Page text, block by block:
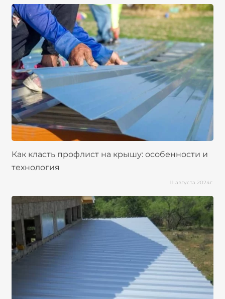
Как класть профлист на крышу: особенности и
технология
11 августа 2024г.